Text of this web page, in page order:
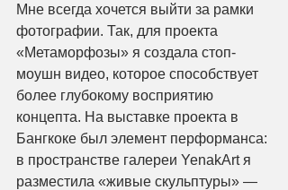
Мне всегда хочется выйти за рамки
фотографии. Так, для проекта
«Метаморфозы» я создала стоп-
моушн видео, которое способствует
более глубокому восприятию
концепта. На выставке проекта в
Бангкоке был элемент перформанса:
в пространстве галереи YenakArt я
разместила «живые скульптуры» —